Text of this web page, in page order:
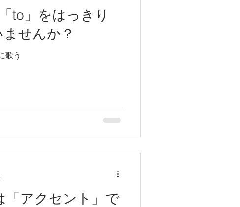
to」をはっきり
せんか？
歌う
アクセント」で